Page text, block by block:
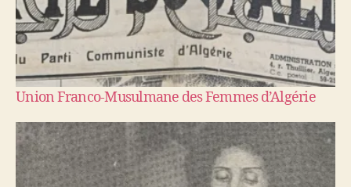
Union Franco-Musulmane des Femmes d’Algérie